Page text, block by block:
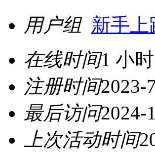
用户组 新手上
在线时间1 小时
注册时间2023-
最后访问2024-
上次活动时间